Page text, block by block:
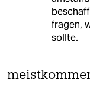
fragen,
sollte.